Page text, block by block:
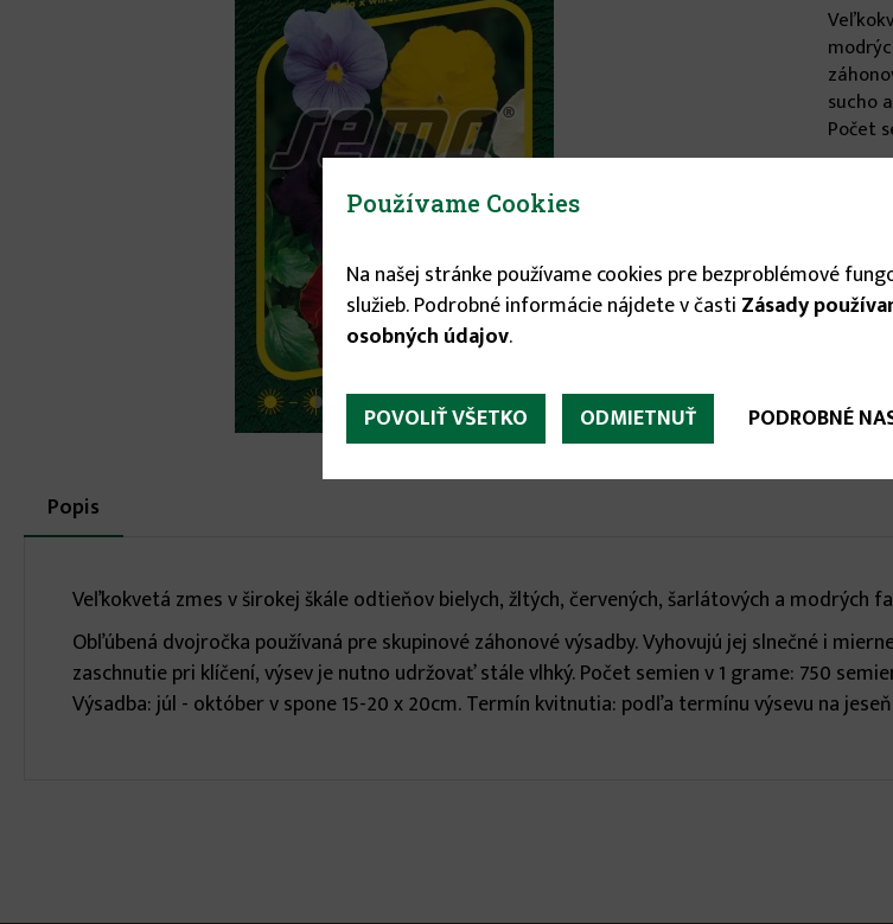
sucho
Počet
More
infos
Popis
karta)
Veľkokvetá zmes v širokej škále odtieňov bielych, žltých, červených, šarlátových a modrých
Obľúbená dvojročka používaná pre skupinové záhonové výsadby. Vyhovujú jej slnečné i
zaschnutie pri klíčení, výsev je nutno udržovať stále vlhký. Počet semien v 1 grame: 750
Výsadba: júl - október v spone 15-20 x 20cm. Termín kvitnutia: podľa termínu výsevu na
Používame Cookies
Na našej stránke používame cookies pre bezproblémové
služieb. Podrobné informácie nájdete v časti Zásady
osobných údajov.
POVOLIŤ VŠETKO ODMIETNUŤ PODROBNÉ